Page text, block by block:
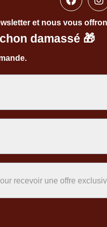
et nous vous
damassé 🎁